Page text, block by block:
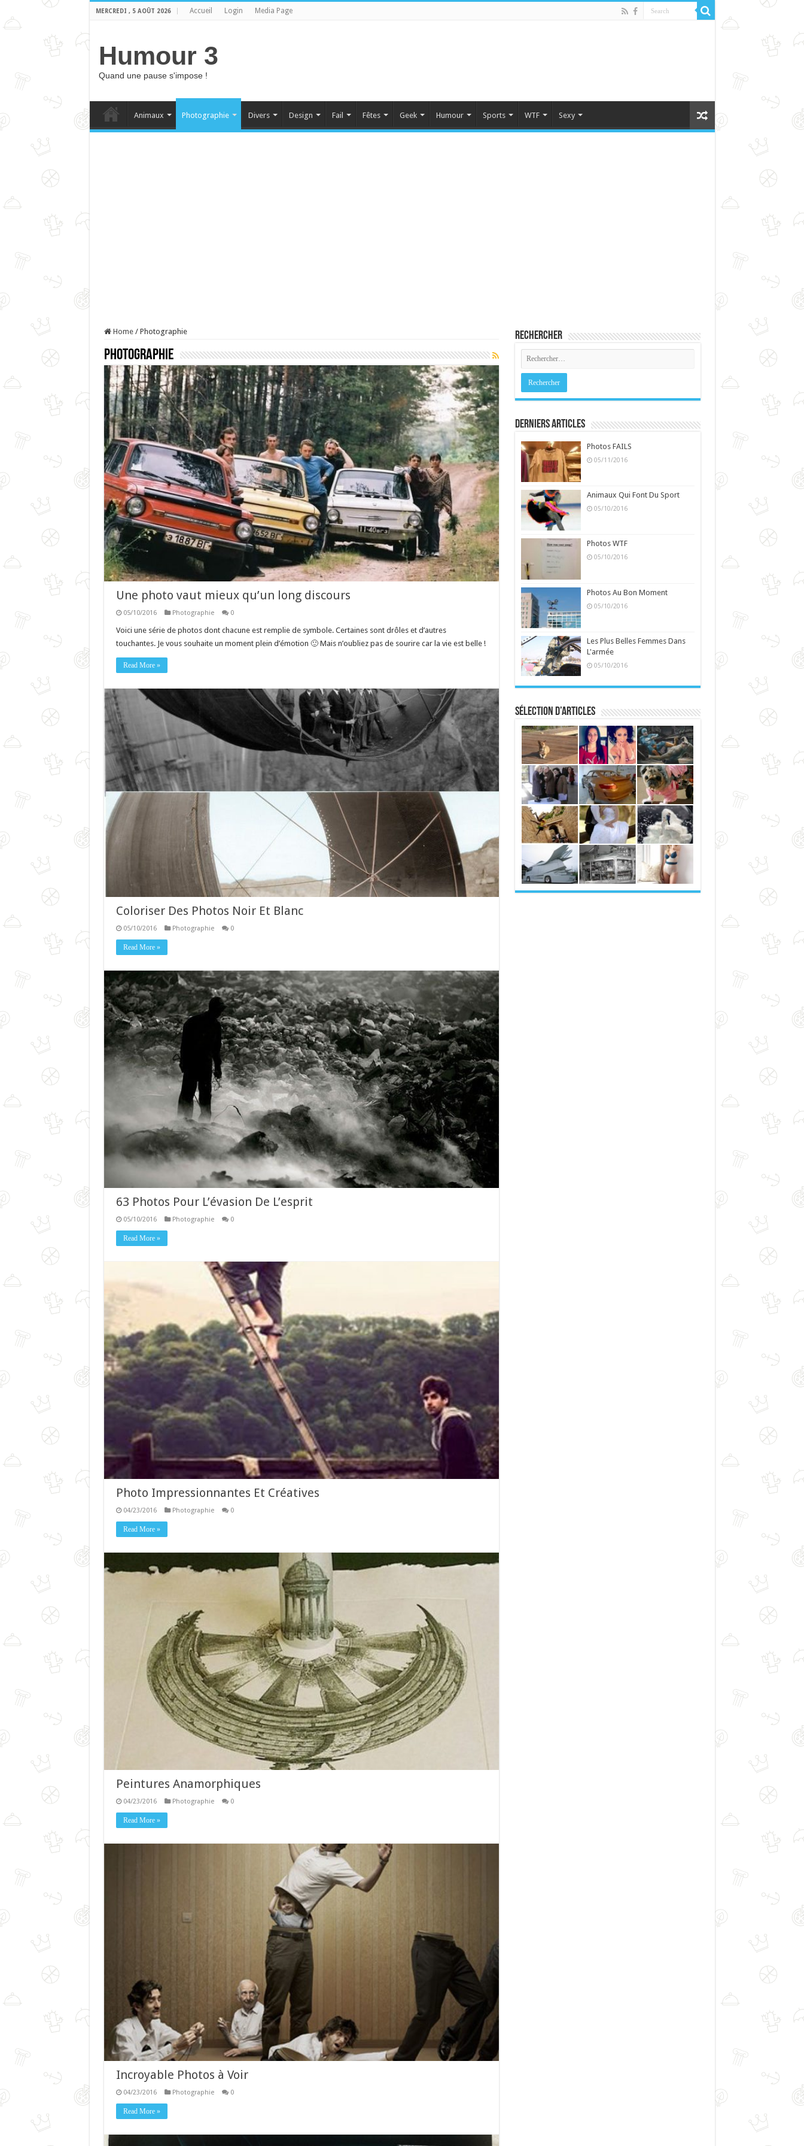
MERCREDI , 5 AOÛT 2026 Accueil Login Media Page
Humour 3
Quand une pause s'impose !
Animaux Photographie Divers Design Fail Fêtes Geek Humour Sports WTF Sexy
Home / Photographie
Photographie
Une photo vaut mieux qu’un long discours
05/10/2016 Photographie 0
Voici une série de photos dont chacune est remplie de symbole. Certaines sont drôles et d’autres
touchantes. Je vous souhaite un moment plein d’émotion 🙂 Mais n’oubliez pas de sourire car la vie est belle !
Read More »
Coloriser Des Photos Noir Et Blanc
05/10/2016 Photographie 0
Read More »
63 Photos Pour L’évasion De L’esprit
05/10/2016 Photographie 0
Read More »
Photo Impressionnantes Et Créatives
04/23/2016 Photographie 0
Read More »
Peintures Anamorphiques
04/23/2016 Photographie 0
Read More »
Incroyable Photos à Voir
04/23/2016 Photographie 0
Read More »
Rechercher
Derniers Articles
Photos FAILS
05/11/2016
Animaux Qui Font Du Sport
05/10/2016
Photos WTF
05/10/2016
Photos Au Bon Moment
05/10/2016
Les Plus Belles Femmes Dans
L'armée
05/10/2016
Sélection d’articles